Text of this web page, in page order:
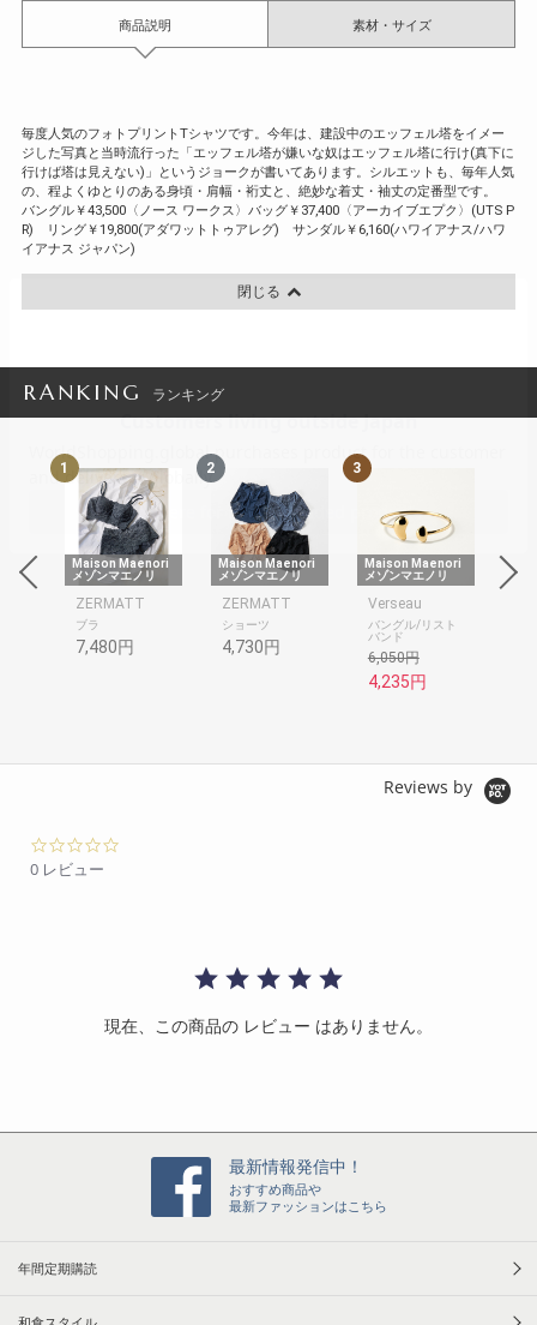
商品説明
毎度人気のフォトプリントTシャツです。今年は、建設中のエッフェル塔をイメー
ジした写真と当時流行った「エッフェル塔が嫌いな奴はエッフェル塔に行け(真下に
行けば塔は見えない)」というジョークが書いてあります。シルエットも、毎年人気
の、程よくゆとりのある身頃・肩幅・裄丈と、絶妙な着丈・袖丈の定番型です。
バングル￥43,500〈ノース ワークス〉バッグ￥37,400〈アーカイブエプク〉(UTS P
R) リング￥19,800(アダワットトゥアレグ) サンダル￥6,160(ハワイアナス/ハワ
イアナス ジャパン)
閉じる
素材・サイズ
RANKING ランキング
1
Maison Maenori
メゾンマエノリ
ZERMATT
ブラ
7,480円
2
Maison Maenori
メゾンマエノリ
ZERMATT
ショーツ
4,730円
3
Maison Maenori
メゾンマエノリ
Verseau
バングル/リスト
バンド
6,050円
4,235円
メゾ
Reviews by
i
0 レビュー
現在、この商品の レビュー はありません。
最新情報発信中！
おすすめ商品や
最新ファッションはこちら
年間定期購読